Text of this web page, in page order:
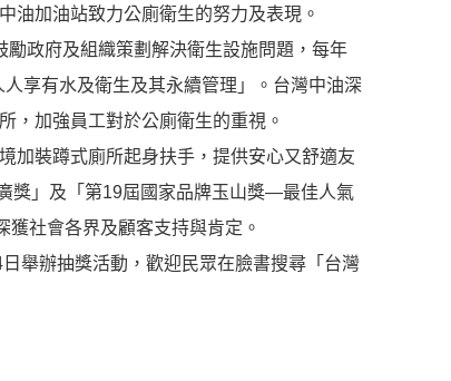
油加油站致力公廁衛生的努力及表現。
政府及組織策劃解決衛生設施問題，每年
享有水及衛生及其永續管理」。台灣中油深
，加強員工對於公廁衛生的重視。
加裝蹲式廁所起身扶手，提供安心又舒適友
獎」及「第19屆國家品牌玉山獎—最佳人氣
社會各界及顧客支持與肯定。
舉辦抽獎活動，歡迎民眾在臉書搜尋「台灣